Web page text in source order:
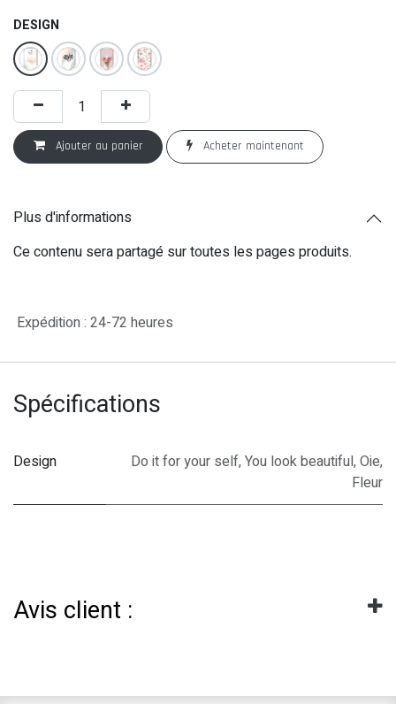
DESIGN
Ajouter au panier Acheter maintenant
Plus d'informations
Ce contenu sera partagé sur toutes les pages produits.
Expédition : 24-72 heures
Spécifications
Design Do it for your self,You look beautiful,Oie,
Fleur
Avis client :